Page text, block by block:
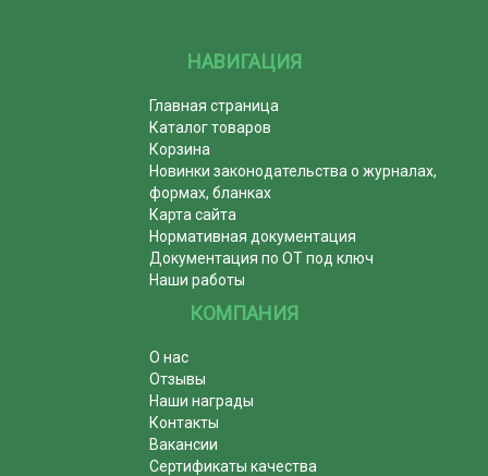
НАВИГАЦИЯ
Главная страница
Каталог товаров
Корзина
Новинки законодательства о журналах,
формах, бланках
Карта сайта
Нормативная документация
Документация по ОТ под ключ
Наши работы
КОМПАНИЯ
О нас
Отзывы
Наши награды
Контакты
Вакансии
Сертификаты качества